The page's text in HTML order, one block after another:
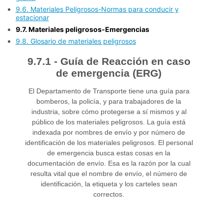
9.6. Materiales Peligrosos-Normas para conducir y
estacionar
9.7. Materiales peligrosos-Emergencias
9.8. Glosario de materiales peligrosos
9.7.1 - Guía de Reacción en caso
de emergencia (ERG)
El Departamento de Transporte tiene una guía para
bomberos, la policía, y para trabajadores de la
industria, sobre cómo protegerse a sí mismos y al
público de los materiales peligrosos. La guía está
indexada por nombres de envío y por número de
identificación de los materiales peligrosos. El personal
de emergencia busca estas cosas en la
documentación de envío. Esa es la razón por la cual
resulta vital que el nombre de envío, el número de
identificación, la etiqueta y los carteles sean
correctos.